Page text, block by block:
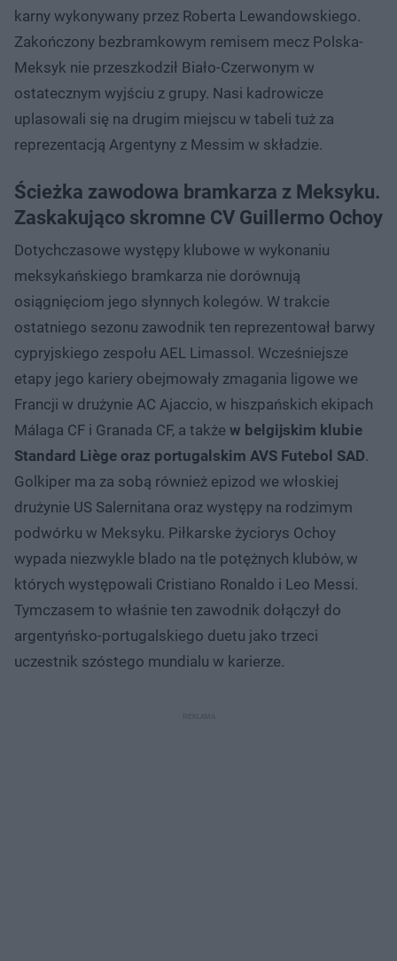
karny wykonywany przez Roberta Lewandowskiego.
Zakończony bezbramkowym remisem mecz Polska-
Meksyk nie przeszkodził Biało-Czerwonym w
ostatecznym wyjściu z grupy. Nasi kadrowicze
uplasowali się na drugim miejscu w tabeli tuż za
reprezentacją Argentyny z Messim w składzie.
Ścieżka zawodowa bramkarza z Meksyku.
Zaskakująco skromne CV Guillermo Ochoy
Dotychczasowe występy klubowe w wykonaniu
meksykańskiego bramkarza nie dorównują
osiągnięciom jego słynnych kolegów. W trakcie
ostatniego sezonu zawodnik ten reprezentował barwy
cypryjskiego zespołu AEL Limassol. Wcześniejsze
etapy jego kariery obejmowały zmagania ligowe we
Francji w drużynie AC Ajaccio, w hiszpańskich ekipach
Málaga CF i Granada CF, a także w belgijskim klubie
Standard Liège oraz portugalskim AVS Futebol SAD.
Golkiper ma za sobą również epizod we włoskiej
drużynie US Salernitana oraz występy na rodzimym
podwórku w Meksyku. Piłkarske życiorys Ochoy
wypada niezwykle blado na tle potężnych klubów, w
których występowali Cristiano Ronaldo i Leo Messi.
Tymczasem to właśnie ten zawodnik dołączył do
argentyńsko-portugalskiego duetu jako trzeci
uczestnik szóstego mundialu w karierze.